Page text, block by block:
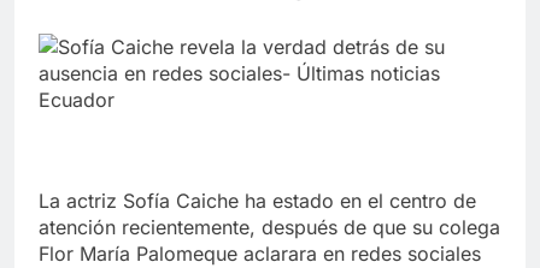
La actriz Sofía Caiche ha estado en el centro de
atención recientemente, después de que su colega
Flor María Palomeque aclarara en redes sociales